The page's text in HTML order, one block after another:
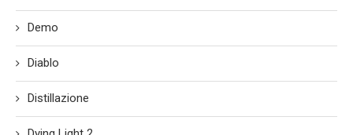
Demo
Diablo
Distillazione